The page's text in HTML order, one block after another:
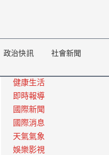
政治快訊 社會新聞
健康生活
即時報導
國際新聞
國際消息
天氣氣象
娛樂影視